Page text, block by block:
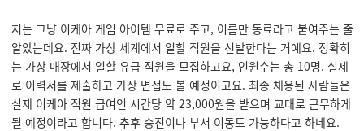
저는 그냥 이케아 게임 아이템 무료로 주고, 이름만 동료라고 붙여주는 줄
알았는데요. 진짜 가상 세계에서 일할 직원을 선발한다는 거예요. 정확히
는 가상 매장에서 일할 유급 직원을 모집하고요, 인원수는 총 10명. 실제
로 이력서를 제출하고 가상 면접도 볼 예정이고요. 최종 채용된 사람들은
실제 이케아 직원 급여인 시간당 약 23,000원을 받으며 교대로 근무하게
될 예정이라고 합니다. 추후 승진이나 부서 이동도 가능하다고 하네요.